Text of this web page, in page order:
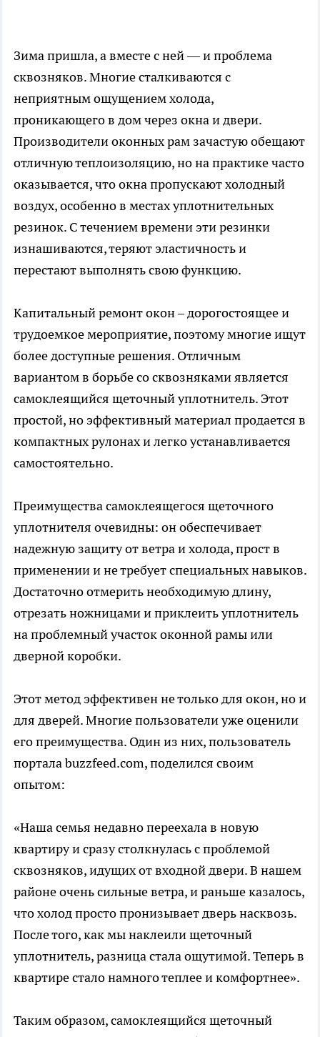
Зима пришла, а вместе с ней — и проблема
сквозняков. Многие сталкиваются с
неприятным ощущением холода,
проникающего в дом через окна и двери.
Производители оконных рам зачастую обещают
отличную теплоизоляцию, но на практике часто
оказывается, что окна пропускают холодный
воздух, особенно в местах уплотнительных
резинок. С течением времени эти резинки
изнашиваются, теряют эластичность и
перестают выполнять свою функцию.
Капитальный ремонт окон – дорогостоящее и
трудоемкое мероприятие, поэтому многие ищут
более доступные решения. Отличным
вариантом в борьбе со сквозняками является
самоклеящийся щеточный уплотнитель. Этот
простой, но эффективный материал продается в
компактных рулонах и легко устанавливается
самостоятельно.
Преимущества самоклеящегося щеточного
уплотнителя очевидны: он обеспечивает
надежную защиту от ветра и холода, прост в
применении и не требует специальных навыков.
Достаточно отмерить необходимую длину,
отрезать ножницами и приклеить уплотнитель
на проблемный участок оконной рамы или
дверной коробки.
Этот метод эффективен не только для окон, но и
для дверей. Многие пользователи уже оценили
его преимущества. Один из них, пользователь
портала buzzfeed.com, поделился своим
опытом:
«Наша семья недавно переехала в новую
квартиру и сразу столкнулась с проблемой
сквозняков, идущих от входной двери. В нашем
районе очень сильные ветра, и раньше казалось,
что холод просто пронизывает дверь насквозь.
После того, как мы наклеили щеточный
уплотнитель, разница стала ощутимой. Теперь в
квартире стало намного теплее и комфортнее».
Таким образом, самоклеящийся щеточный